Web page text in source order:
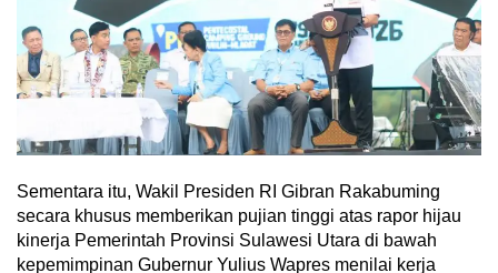
Sementara itu, Wakil Presiden RI Gibran Rakabuming
secara khusus memberikan pujian tinggi atas rapor hijau
kinerja Pemerintah Provinsi Sulawesi Utara di bawah
kepemimpinan Gubernur Yulius Wapres menilai kerja